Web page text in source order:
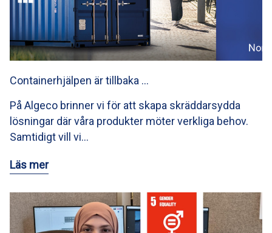
Containerhjälpen är tillbaka …
På Algeco brinner vi för att skapa skräddarsydda
lösningar där våra produkter möter verkliga behov.
Samtidigt vill vi…
Läs mer